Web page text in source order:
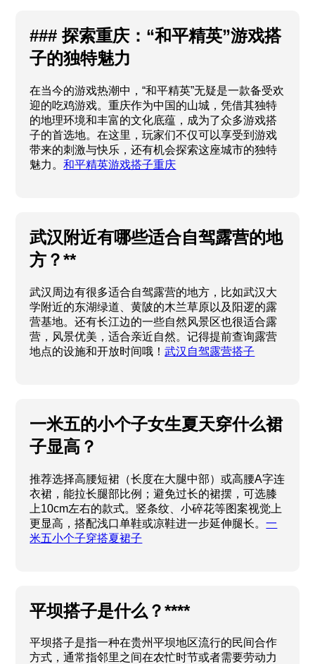
### 探索重庆：“和平精英”游戏搭
子的独特魅力
在当今的游戏热潮中，“和平精英”无疑是一款备受欢
迎的吃鸡游戏。重庆作为中国的山城，凭借其独特
的地理环境和丰富的文化底蕴，成为了众多游戏搭
子的首选地。在这里，玩家们不仅可以享受到游戏
带来的刺激与快乐，还有机会探索这座城市的独特
魅力。和平精英游戏搭子重庆
武汉附近有哪些适合自驾露营的地
方？**
武汉周边有很多适合自驾露营的地方，比如武汉大
学附近的东湖绿道、黄陂的木兰草原以及阳逻的露
营基地。还有长江边的一些自然风景区也很适合露
营，风景优美，适合亲近自然。记得提前查询露营
地点的设施和开放时间哦！武汉自驾露营搭子
一米五的小个子女生夏天穿什么裙
子显高？
推荐选择高腰短裙（长度在大腿中部）或高腰A字连
衣裙，能拉长腿部比例；避免过长的裙摆，可选膝
上10cm左右的款式。竖条纹、小碎花等图案视觉上
更显高，搭配浅口单鞋或凉鞋进一步延伸腿长。一
米五小个子穿搭夏裙子
平坝搭子是什么？****
平坝搭子是指一种在贵州平坝地区流行的民间合作
方式，通常指邻里之间在农忙时节或者需要劳动力